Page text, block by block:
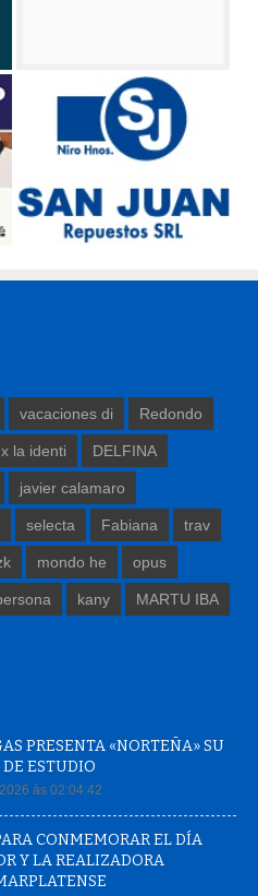
vacaciones di Redondo
la identi DELFINA
javier calamaro
selecta Fabiana trav
mondo he opus
kany MARTU IBA
PRESENTA «NORTEÑA» SU
ESTUDIO
às 02:04:42
CONMEMORAR EL DÍA
Y LA REALIZADORA